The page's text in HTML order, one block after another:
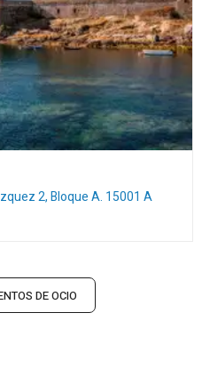
2, Bloque A. 15001 A
DE OCIO